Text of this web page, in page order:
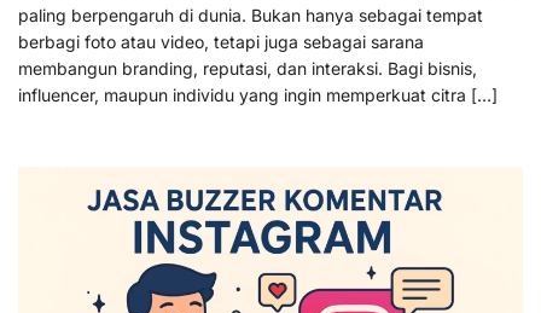
paling berpengaruh di dunia. Bukan hanya sebagai tempat
berbagi foto atau video, tetapi juga sebagai sarana
membangun branding, reputasi, dan interaksi. Bagi bisnis,
influencer, maupun individu yang ingin memperkuat citra […]